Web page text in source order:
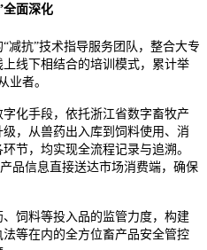
全面深化
减抗”技术指导服务团队，整合大专
线下相结合的培训模式，累计举
业者。
字化手段，依托浙江省数字畜牧产
，从兽药出入库到饲料使用、消
节，均实现全流程记录与追溯。
品信息直接送达市场消费端，确保
、饲料等投入品的监管力度，构建
等在内的全方位畜产品安全管控